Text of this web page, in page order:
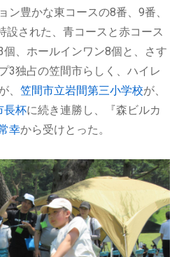
ン豊かな東コースの8番、9番、
設された、青コースと赤コース
、ホールインワン8個と、さす
3独占の笠間市らしく、ハイレ
、笠間市立岩間第三小学校が、
長杯に続き連勝し、『森ビルカ
幸から受けとった。